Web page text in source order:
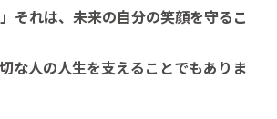
それは、未来の自分の笑顔を守るこ
な人の人生を支えることでもありま